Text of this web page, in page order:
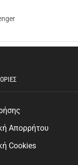
Απορρήτου
Cookies